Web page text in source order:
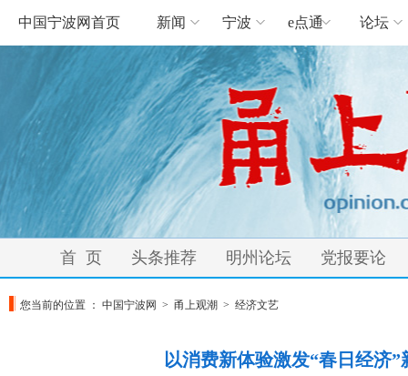
中国宁波网首页 新闻 宁波 e点通 论坛
首 页 头条推荐 明州论坛 党报要论
您当前的位置 ： 中国宁波网 > 甬上观潮 > 经济文艺
以消费新体验激发“春日经济”